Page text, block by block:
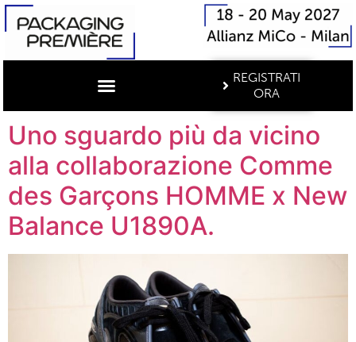
REGISTRATI
ORA
Uno sguardo più da vicino
alla collaborazione Comme
des Garçons HOMME x New
Balance U1890A.